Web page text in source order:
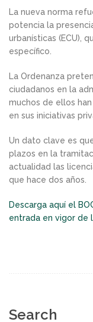
La nueva norma
potencia la
urbanísticas (ECU),
específico.
La Ordenanza
ciudadanos en la
muchos de ellos
en sus iniciativas
Un dato clave es
plazos en la
actualidad las
que hace dos años.
Descarga aquí el
entrada en vigor de
Search